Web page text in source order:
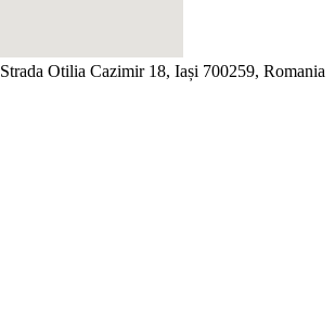
Strada Otilia Cazimir 18, Iași 700259, Romania